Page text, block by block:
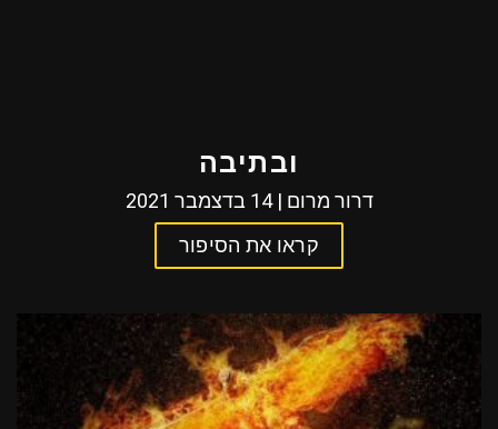
ובתיבה
דרור מרום | 14 בדצמבר 2021
קראו את הסיפור